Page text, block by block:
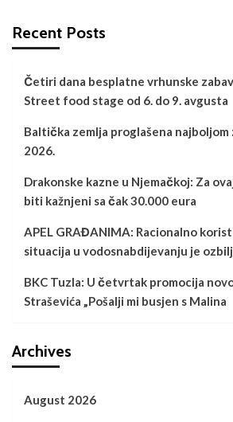
Recent Posts
Četiri dana besplatne vrhunske
Street food stage od 6. do 9. avgusta
Baltička zemlja proglašena najboljom
2026.
Drakonske kazne u Njemačkoj: Za
biti kažnjeni sa čak 30.000 eura
APEL GRAĐANIMA: Racionalno
situacija u vodosnabdijevanju je
BKC Tuzla: U četvrtak promocija
Straševića „Pošalji mi busjen s Malina
Archives
August 2026